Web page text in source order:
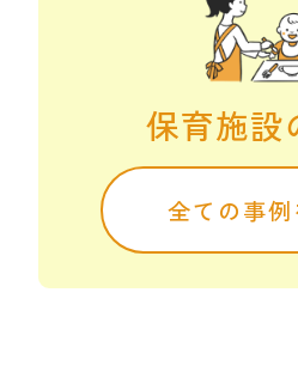
保育施設
全ての事例